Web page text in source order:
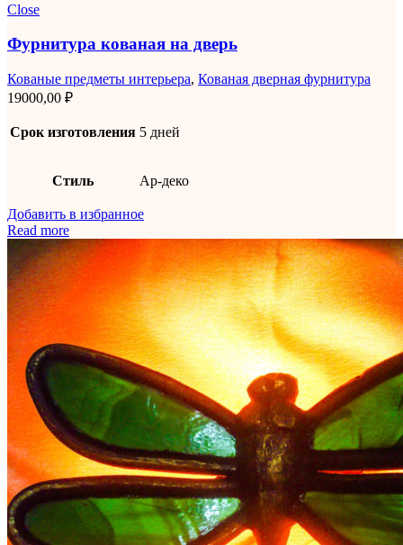
Close
Фурнитура кованая на дверь
Кованые предметы интерьера, Кованая дверная фурнитура
19000,00 ₽
Срок изготовления 5 дней
Стиль Ар-деко
Добавить в избранное
Read more